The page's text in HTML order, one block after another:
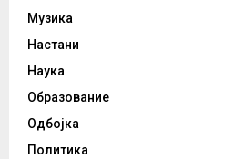
Музика
Настани
Наука
Образование
Одбојка
Политика